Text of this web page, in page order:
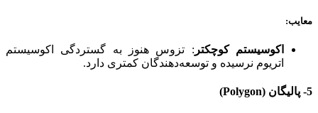
معایب:
اکوسیستم کوچکتر : تزوس هنوز به گستردگی اکوسیستم
اتریوم نرسیده و توسعه‌دهندگان کمتری دارد.
5- پالیگان (Polygon)